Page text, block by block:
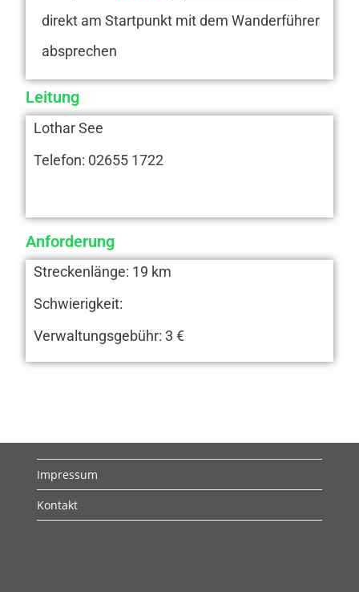
direkt am Startpunkt mit dem Wanderführer
absprechen
Leitung
Lothar See
Telefon: 02655 1722
Anforderung
Streckenlänge: 19 km
Schwierigkeit:
Verwaltungsgebühr: 3 €
Impressum
Kontakt